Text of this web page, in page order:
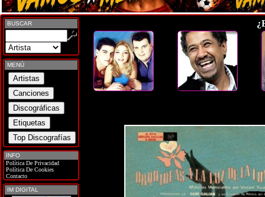
BUSCAR
MENÚ
INFO
Política De Privacidad
Política De Cookies
Contacto
IM DIGITAL